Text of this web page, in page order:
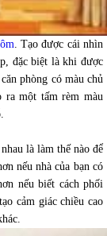
. Tạo được cái nhìn
đặc biệt là khi được
phòng có màu chủ
ra một tấm rèm màu
là làm thế nào để
nếu nhà của bạn có
nếu biết cách phối
cảm giác chiều cao